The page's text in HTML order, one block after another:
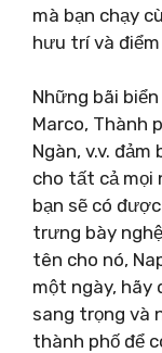
mà bạn chạy
hưu trí và
Những bãi
Marco, Thành
Ngàn, v.v.
cho tất cả mọi
bạn sẽ có
trưng bày
tên cho nó,
một ngày, hãy
sang trọng và
thành phố để